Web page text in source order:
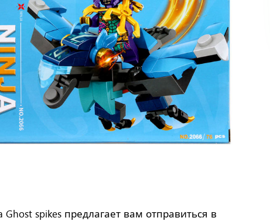
Ghost spikes предлагает вам отправиться в